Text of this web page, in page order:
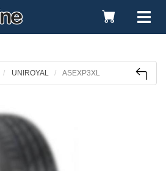
Toggle
Cart
UNIROYAL ASEXP3XL